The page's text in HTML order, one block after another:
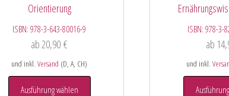
Orientierung
ISBN:978-3-643-80016-9
ab 20,90€
und inkl.Versand (D, A, CH)
Ausführung wählen
ISBN:978-3-
ab
und inkl.